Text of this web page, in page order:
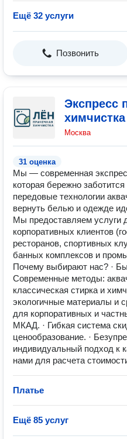
Ещё 32 услуги
Позвонить
Экспресс
химчистка
Москва
31 оценка
Мы — современная
которая бережно
передовые технологии
вернуть белью и одежде
Мы предоставляем услуги
корпоративных клиентов
ресторанов, спортивных
банных комплексов и
Почему выбирают нас? ·
Современные методы:
классическая стирка и
экологичные материалы и
для корпоративных и
МКАД. · Гибкая система
ценообразование. ·
индивидуальный подход к
нами для расчета
Платье
Ещё 85 услуг